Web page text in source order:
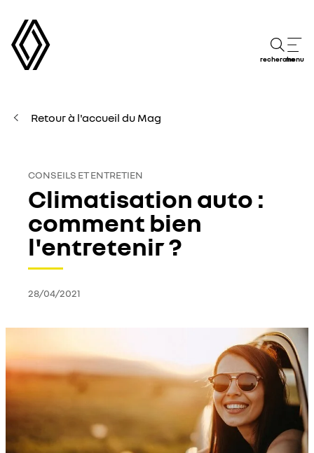
recherchemenu
Retour à l'accueil du Mag
CONSEILS ET ENTRETIEN
Climatisation auto :
comment bien
l'entretenir ?
28/04/2021